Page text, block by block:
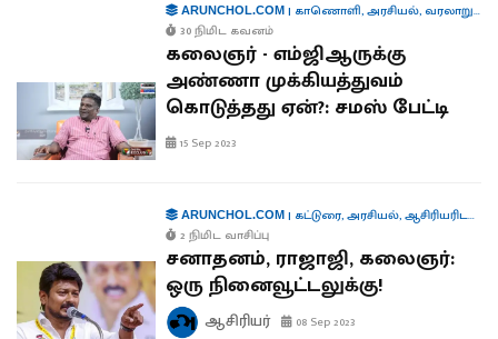
ARUNCHOL.COM| காணொளி,அரசியல், வரலாறு,
30 நிமிட கவனம்
கலைஞர் - எம்ஜிஆருக்கு
அண்ணா முக்கியத்துவம்
கொடுத்தது ஏன்?: சமஸ் பேட்டி
15 Sep 2023
ARUNCHOL.COM| கட்டுரை,அரசியல்,ஆசிரியரிடமிருந்து...
2 நிமிட வாசிப்பு
சனாதனம், ராஜாஜி, கலைஞர்:
ஒரு நினைவூட்டலுக்கு!
ஆசிரியர் 08 Sep 2023